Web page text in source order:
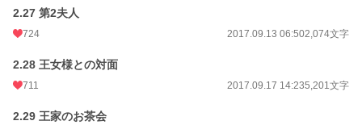
2.27 第2夫人
724 2017.09.13 06:502,074文字
2.28 王女様との対面
711 2017.09.17 14:235,201文字
2.29 王家のお茶会